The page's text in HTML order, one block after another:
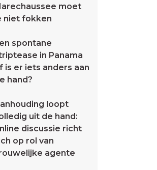
moet
niet fokken
spontane
in Panama
is er iets anders aan
hand?
loopt
uit de hand:
discussie richt
op rol van
agente